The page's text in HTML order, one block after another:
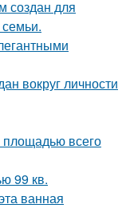
создан для
вокруг личности
площадью всего
99 кв.
ванная